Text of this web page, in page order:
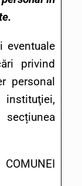
eventuale
privind
personal